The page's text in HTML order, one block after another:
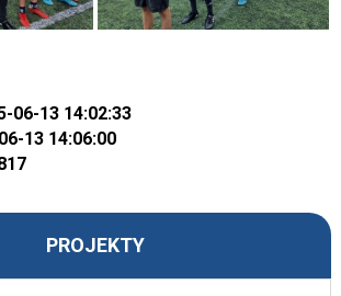
06-13 14:02:33
13 14:06:00
PROJEKTY